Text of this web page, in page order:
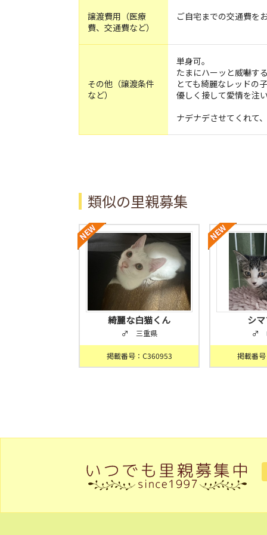
譲渡費用（医療
費、交通費など）
ご自宅までの交通費を
その他（譲渡条件
など）
単身可。
たまにハーッと威嚇す
とても綺麗なレッドの
優しく接して愛情を注
ナデナデさせてくれて
類似の里親募集
綺麗な白猫くん
♂ 三重県
掲載番号：C360953
シ
♂
掲載番